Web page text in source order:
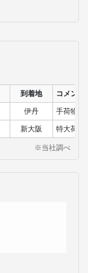
到着地 コメント
伊丹 手荷物検
新大阪 特大荷物
※当社調べ